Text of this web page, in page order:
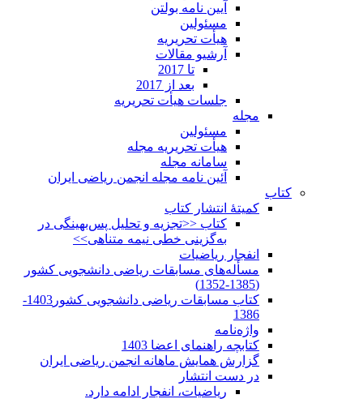
آیین نامه بولتن
مسئولین
هیأت تحریریه
آرشیو مقالات
تا 2017
بعد از 2017
جلسات هیأت تحریریه
مجله
مسئولین
هیأت تحریریه مجله
سامانه مجله
آئین نامه مجله انجمن ریاضی ایران
کتاب
کمیتۀ انتشار کتاب
کتاب <<تجزیه و تحلیل پس‌بهینگی در
به‌گزینی خطی نیمه متناهی>>
انفجار ریاضیات
مسأله‌های مسابقات ریاضی دانشجویی کشور
(1385-1352)
کتاب مسابقات ریاضی دانشجویی کشور1403-
1386
واژه‌نامه
کتابچه راهنمای اعضا 1403
گزارش همایش ماهانه انجمن ریاضی ایران
در دست انتشار
ریاضیات، انفجار ادامه دارد.